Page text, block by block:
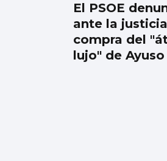
El PSOE
ante la
compra del
lujo" de Ayuso